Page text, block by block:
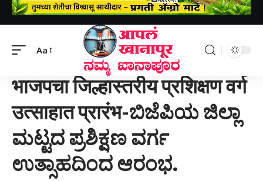
Aa
खानापूर तालुका>भाजपचा जिल्हास्तरीय प्रशिक्षण वर्ग उत्साहात प्रारंभ-ಬಿಜೆಪಿಯ ಜಿಲ್ಲಾ ಮಟ್ಟದ ಪ್ರಶಿಕ್ಷಣ ವರ್ಗ ಉತ್ಸಾಹದಿಂದ ಆರಂಭ.
भाजपचा जिल्हास्तरीय प्रशिक्षण वर्ग
उत्साहात प्रारंभ-ಬಿಜೆಪಿಯ ಜಿಲ್ಲಾ
ಮಟ್ಟದ ಪ್ರಶಿಕ್ಷಣ ವರ್ಗ
ಉತ್ಸಾಹದಿಂದ ಆರಂಭ.